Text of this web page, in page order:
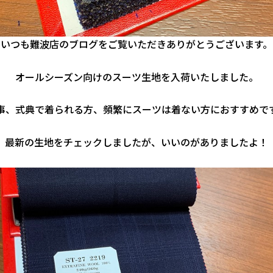
いつも難波店のブログをご覧いただきありがとうございます。
オールシーズン向けのスーツ生地を入荷いたしました。
、式典で着られる方、頻繁にスーツは着ない方におすすめで
最新の生地をチェックしましたが、いいのがありましたよ！